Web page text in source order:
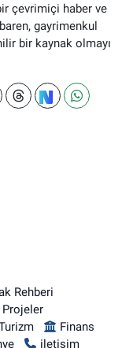
çevrimiçi haber ve
gayrimenkul
bir kaynak olmayı
Rehberi
Projeler
Finans
iletişim